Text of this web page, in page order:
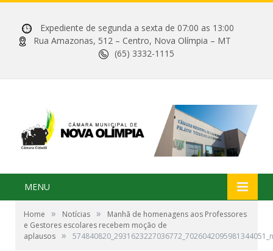
Expediente de segunda a sexta de 07:00 as 13:00
Rua Amazonas, 512 – Centro, Nova Olímpia – MT
(65) 3332-1115
MENU
Home » Notícias »
Manhã de homenagens aos Professores
e Gestores escolares recebem moção de
aplausos » 574840820_2931623227036772_7026042095981344051_n